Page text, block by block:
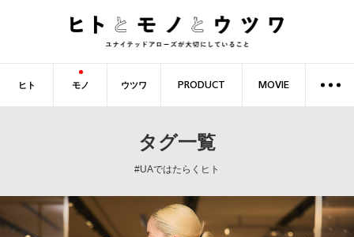
ヒト モノ ウツワ PRODUCT MOVIE
タグ一覧
#UAではたらくヒト